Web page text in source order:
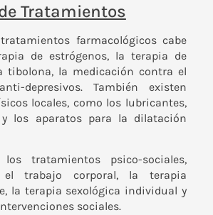
Tratamientos
farmacológicos cabe
de estrógenos, la terapia de
tibolona, la medicación contra el
depresivos. También existen
locales, como los lubricantes,
los aparatos para la dilatación
tratamientos psico-sociales,
el trabajo corporal, la terapia
la terapia sexológica individual y
sociales.